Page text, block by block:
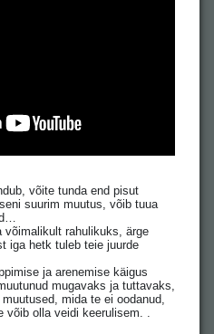
võite tunda end pisut
suurim muutus, võib tuua
võimalikult rahulikuks, ärge
iga hetk tuleb teie juurde
ja arenemise käigus
mugavaks ja tuttavaks,
mida te ei oodanud,
olla veidi keerulisem. .